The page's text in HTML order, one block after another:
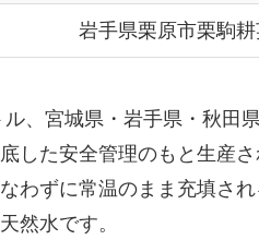
岩手県栗原市栗駒
、宮城県・岩手県・秋田
した安全管理のもと生産
わずに常温のまま充填さ
然水です。